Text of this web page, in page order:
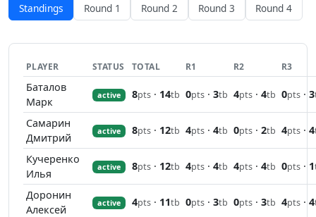
Standings Round 1 Round 2 Round 3 Round 4
PLAYER STATUS TOTAL R1 R2 R3
Баталов
Марк
active 8pts · 14tb 0pts · 3tb 4pts · 4tb 0pts · 3
Самарин
Дмитрий
active 8pts · 12tb 4pts · 4tb 0pts · 2tb 4pts · 4
Кучеренко
Илья
active 8pts · 12tb 4pts · 4tb 4pts · 4tb 0pts · 1
Доронин
Алексей
active 4pts · 11tb 0pts · 3tb 0pts · 3tb 4pts · 4